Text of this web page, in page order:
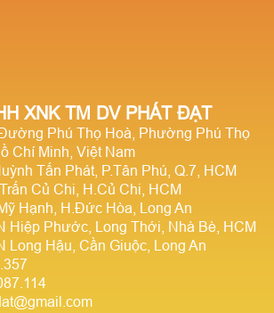
XNK TM DV PHÁT ĐẠT
Phú Thọ Hoà, Phường Phú Thọ
Chí Minh, Việt Nam
Tấn Phát, P.Tân Phú, Q.7, HCM
Củ Chi, H.Củ Chi, HCM
Hạnh, H.Đức Hòa, Long An
Hiệp Phước, Long Thới, Nhà Bè, HCM
Long Hậu, Cần Giuộc, Long An